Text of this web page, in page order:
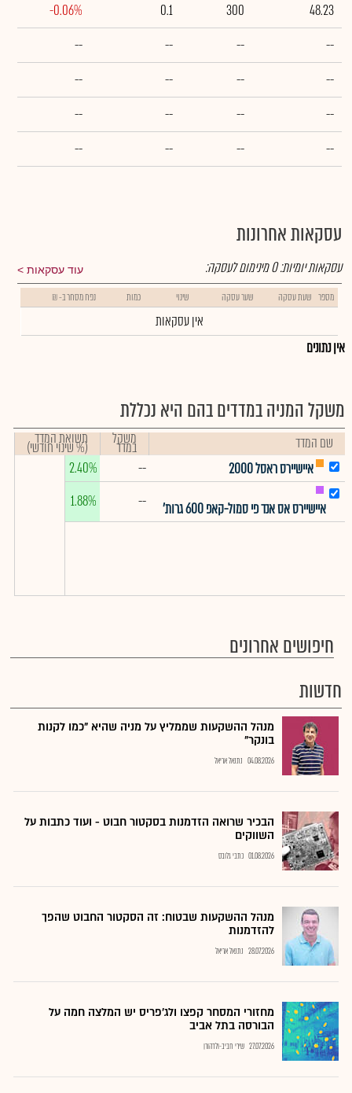
48.23
300
0.1
-0.06%
--
--
--
--
--
--
--
--
--
--
--
--
--
--
--
--
עסקאות אחרונות
עוד עסקאות עסקאות יומיות:0מינימום לעסקה:
מספר שעת עסקה שער עסקה שינוי כמות נפח מסחר ב- ₪
אין עסקאות
אין נתונים
משקל המניה במדדים בהם היא נכללת
שם המדד משקל
במדד תשואת המדד
(% שינוי חודשי)
איישיירס ראסל 2000
--
2.40%
איישיירס אס אנד פי סמול-קאפ 600 גרות' --
1.88%
חיפושים אחרונים
חדשות
מנהל ההשקעות שממליץ על מניה שהיא "כמו לקנות
בונקר"
04.08.2026 נתנאל אריאל
הבכיר שרואה הזדמנות בסקטור חבוט - ועוד כתבות על
השווקים
01.08.2026 כתבי גלובס
מנהל ההשקעות שבטוח: זה הסקטור החבוט שהפך
להזדמנות
28.07.2026 נתנאל אריאל
מחזורי המסחר קפצו ולג'פריס יש המלצה חמה על
הבורסה בתל אביב
27.07.2026 שירי חביב-ולדהורן